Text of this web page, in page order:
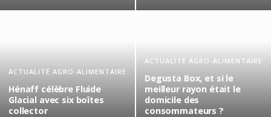
ACTUALITÉ AGRO-ALIMENTAIRE
Hénaff célèbre Fluide
Glacial avec six boîtes
collector
ACTUALITÉ AGRO-ALIMENTAIRE
Degusta Box, et si le
meilleur rayon était le
domicile des
consommateurs ?